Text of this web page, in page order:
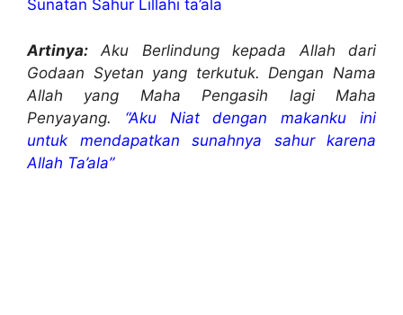
Sunatan Sahur Lillahi ta’ala
Artinya: Aku Berlindung kepada Allah dari
Godaan Syetan yang terkutuk. Dengan Nama
Allah yang Maha Pengasih lagi Maha
Penyayang. “Aku Niat dengan makanku ini
untuk mendapatkan sunahnya sahur karena
Allah Ta’ala”